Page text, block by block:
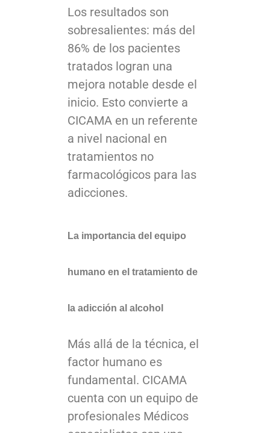
Los resultados son
sobresalientes: más del
86% de los pacientes
tratados logran una
mejora notable desde el
inicio. Esto convierte a
CICAMA en un referente
a nivel nacional en
tratamientos no
farmacológicos para las
adicciones.
La importancia del equipo
humano en el tratamiento de
la adicción al alcohol
Más allá de la técnica, el
factor humano es
fundamental. CICAMA
cuenta con un equipo de
profesionales Médicos